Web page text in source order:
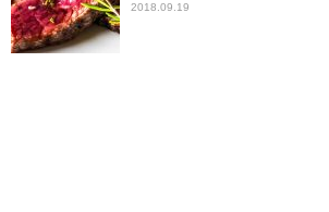
2018.09.19